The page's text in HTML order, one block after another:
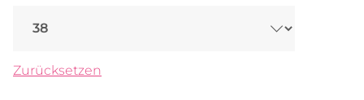
Zurücksetzen